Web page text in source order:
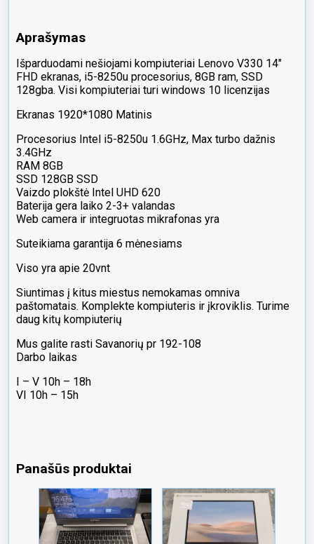
Aprašymas
Išparduodami nešiojami kompiuteriai Lenovo V330 14″
FHD ekranas, i5-8250u procesorius, 8GB ram, SSD
128gba. Visi kompiuteriai turi windows 10 licenzijas
Ekranas 1920*1080 Matinis
Procesorius Intel i5-8250u 1.6GHz, Max turbo dažnis
3.4GHz
RAM 8GB
SSD 128GB SSD
Vaizdo plokštė Intel UHD 620
Baterija gera laiko 2-3+ valandas
Web camera ir integruotas mikrafonas yra
Suteikiama garantija 6 mėnesiams
Viso yra apie 20vnt
Siuntimas į kitus miestus nemokamas omniva
paštomatais. Komplekte kompiuteris ir įkroviklis. Turime
daug kitų kompiuterių
Mus galite rasti Savanorių pr 192-108
Darbo laikas
I – V 10h – 18h
VI 10h – 15h
Panašūs produktai